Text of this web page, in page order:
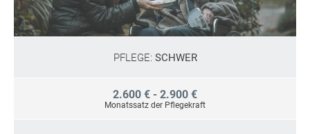
PFLEGE: SCHWER
2.600 € - 2.900 €
Monatssatz der Pflegekraft